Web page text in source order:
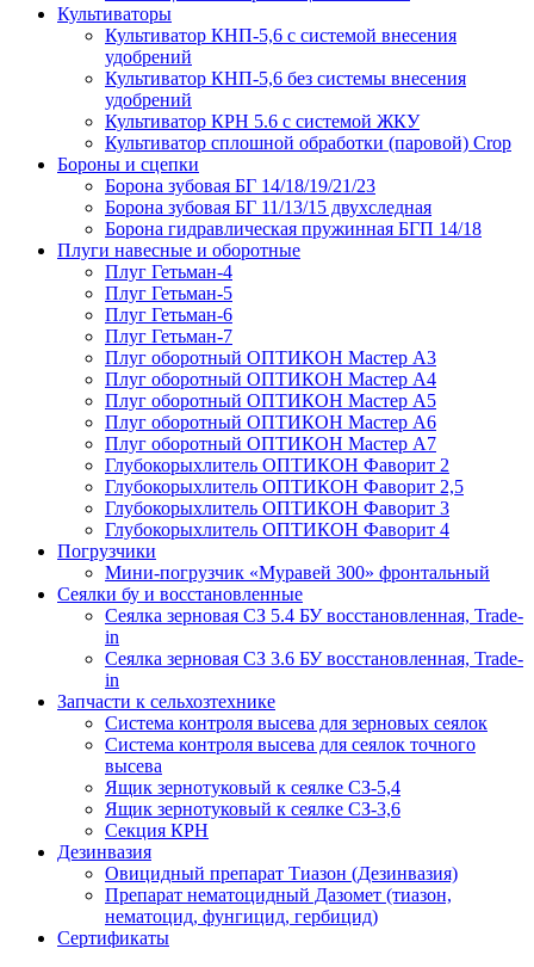
Культиваторы
Культиватор КНП-5,6 с системой внесения
удобрений
Культиватор КНП-5,6 без системы внесения
удобрений
Культиватор КРН 5.6 с системой ЖКУ
Культиватор сплошной обработки (паровой) Crop
Бороны и сцепки
Борона зубовая БГ 14/18/19/21/23
Борона зубовая БГ 11/13/15 двухследная
Борона гидравлическая пружинная БГП 14/18
Плуги навесные и оборотные
Плуг Гетьман-4
Плуг Гетьман-5
Плуг Гетьман-6
Плуг Гетьман-7
Плуг оборотный ОПТИКОН Мастер А3
Плуг оборотный ОПТИКОН Мастер А4
Плуг оборотный ОПТИКОН Мастер А5
Плуг оборотный ОПТИКОН Мастер А6
Плуг оборотный ОПТИКОН Мастер А7
Глубокорыхлитель ОПТИКОН Фаворит 2
Глубокорыхлитель ОПТИКОН Фаворит 2,5
Глубокорыхлитель ОПТИКОН Фаворит 3
Глубокорыхлитель ОПТИКОН Фаворит 4
Погрузчики
Мини-погрузчик «Муравей 300» фронтальный
Сеялки бу и восстановленные
Сеялка зерновая СЗ 5.4 БУ восстановленная, Trade-
in
Сеялка зерновая СЗ 3.6 БУ восстановленная, Trade-
in
Запчасти к сельхозтехнике
Система контроля высева для зерновых сеялок
Система контроля высева для сеялок точного
высева
Ящик зернотуковый к сеялке СЗ-5,4
Ящик зернотуковый к сеялке СЗ-3,6
Секция КРН
Дезинвазия
Овицидный препарат Тиазон (Дезинвазия)
Препарат нематоцидный Дазомет (тиазон,
нематоцид, фунгицид, гербицид)
Сертификаты